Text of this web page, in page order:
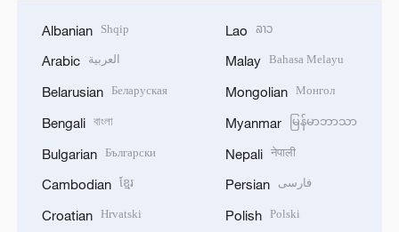
Albanian Shqip
Arabic العربية
Belarusian Беларуская
Bengali বাংলা
Bulgarian Български
Cambodian ខ្មែរ
Croatian Hrvatski
Lao ລາວ
Malay Bahasa Melayu
Mongolian Монгол
Myanmar မြန်မာဘာသာ
Nepali नेपाली
Persian فارسی
Polish Polski